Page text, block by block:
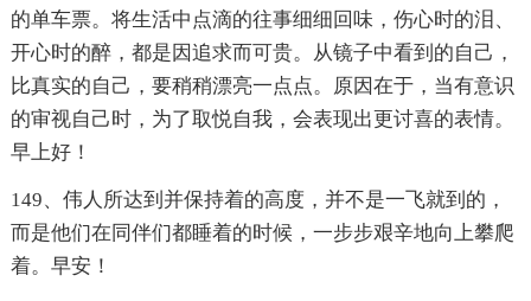
的单车票。将生活中点滴的往事细细回味，伤心时的泪、
开心时的醉，都是因追求而可贵。从镜子中看到的自己，
比真实的自己，要稍稍漂亮一点点。原因在于，当有意识
的审视自己时，为了取悦自我，会表现出更讨喜的表情。
早上好！
149、伟人所达到并保持着的高度，并不是一飞就到的，
而是他们在同伴们都睡着的时候，一步步艰辛地向上攀爬
着。早安！